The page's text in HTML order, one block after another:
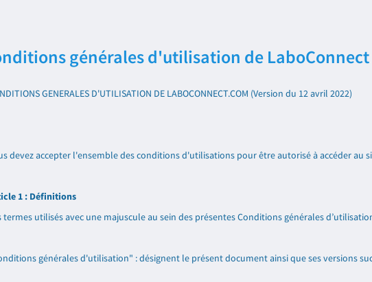
générales d'utilisation de LaboConnect
GENERALES D'UTILISATION DE LABOCONNECT.COM (Version du 12 avril 2022)
devez accepter l'ensemble des conditions d'utilisations pour être autorisé à accéder au
1 : Définitions
termes utilisés avec une majuscule au sein des présentes Conditions générales
générales d'utilisation" : désignent le présent document ainsi que ses versions